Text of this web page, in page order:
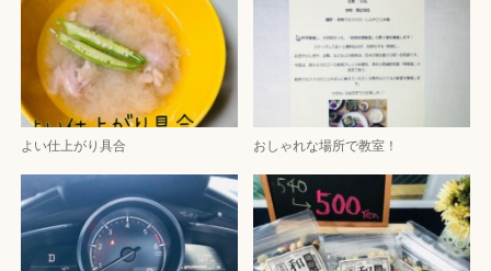
よい仕上がり具合 おしゃれな場所で教室！